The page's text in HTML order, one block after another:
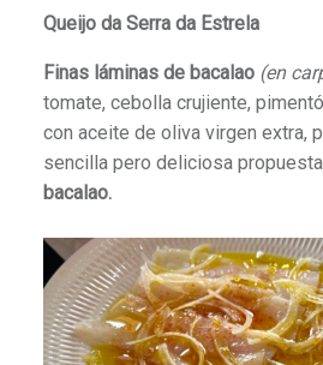
Queijo da Serra da Estrela
Finas láminas de bacalao (en
tomate, cebolla crujiente,
con aceite de oliva virgen extra,
sencilla pero deliciosa
bacalao.